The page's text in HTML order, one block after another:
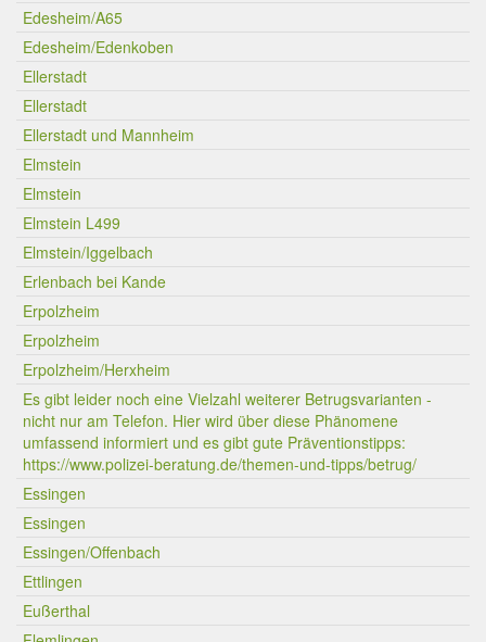
Edesheim/A65
Edesheim/Edenkoben
Ellerstadt
Ellerstadt
Ellerstadt und Mannheim
Elmstein
Elmstein
Elmstein L499
Elmstein/Iggelbach
Erlenbach bei Kande
Erpolzheim
Erpolzheim
Erpolzheim/Herxheim
Es gibt leider noch eine Vielzahl weiterer Betrugsvarianten -
nicht nur am Telefon. Hier wird über diese Phänomene
umfassend informiert und es gibt gute Präventionstipps:
https://www.polizei-beratung.de/themen-und-tipps/betrug/
Essingen
Essingen
Essingen/Offenbach
Ettlingen
Eußerthal